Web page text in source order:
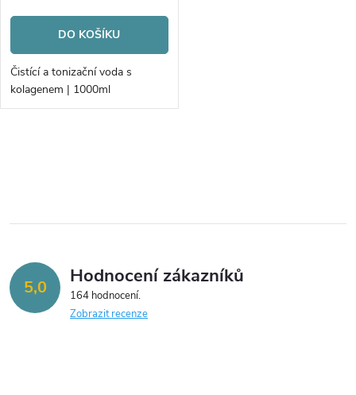
o
d
u
ů
o
d
u
ů
DO KOŠÍKU
Čistící a tonizační voda s
kolagenem | 1000ml
l
d
a
5,0 Hodnocení zákazníků
164 hodnocení
Zobrazit recenze